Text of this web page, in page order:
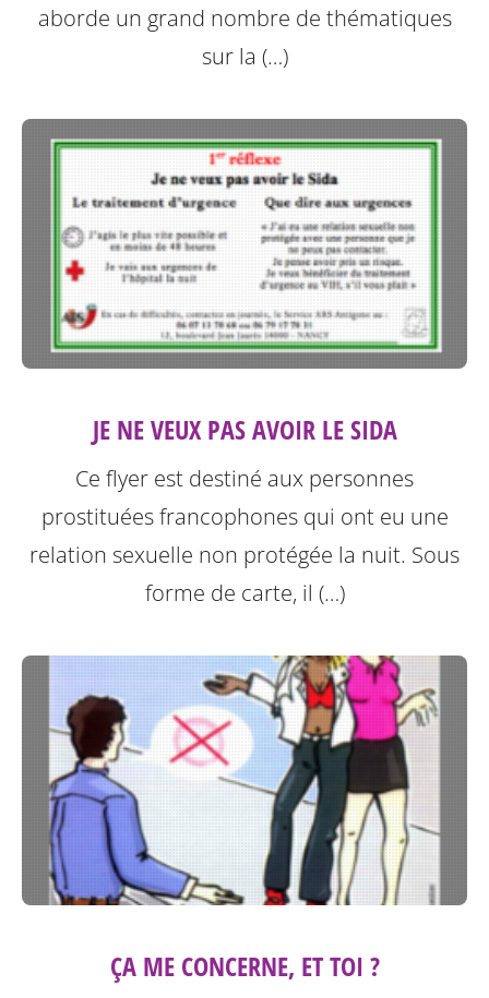
aborde un grand nombre de thématiques
sur la (…)
JE NE VEUX PAS AVOIR LE SIDA
Ce flyer est destiné aux personnes
prostituées francophones qui ont eu une
relation sexuelle non protégée la nuit. Sous
forme de carte, il (…)
ÇA ME CONCERNE, ET TOI ?